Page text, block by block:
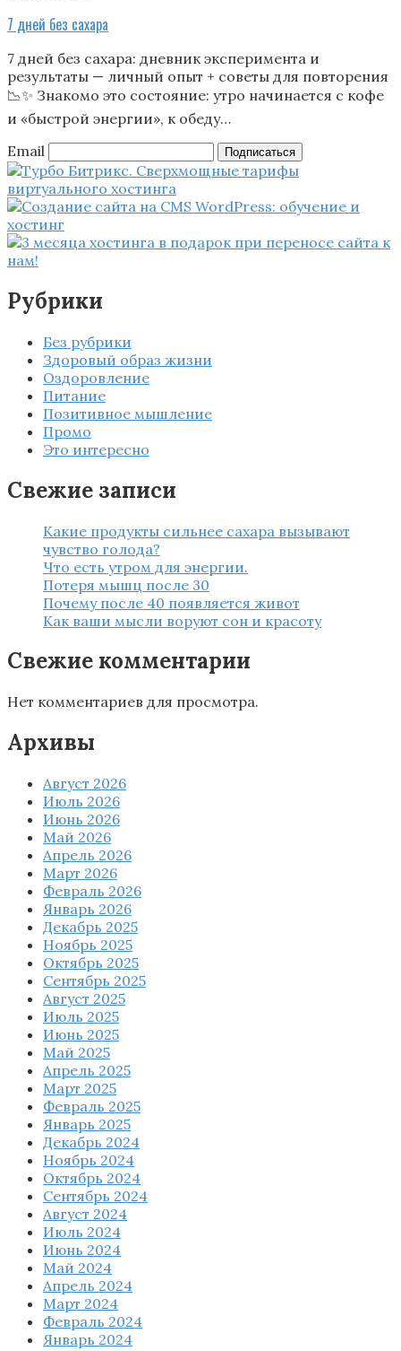
7 дней без сахара
7 дней без сахара: дневник эксперимента и
результаты — личный опыт + советы для повторения
📉✨ Знакомо это состояние: утро начинается с кофе
и «быстрой энергии», к обеду…
Email
Подписаться
Рубрики
Без рубрики
Здоровый образ жизни
Оздоровление
Питание
Позитивное мышление
Промо
Это интересно
Свежие записи
Какие продукты сильнее сахара вызывают
чувство голода?
Что есть утром для энергии.
Потеря мышц после 30
Почему после 40 появляется живот
Как ваши мысли воруют сон и красоту
Свежие комментарии
Нет комментариев для просмотра.
Архивы
Август 2026
Июль 2026
Июнь 2026
Май 2026
Апрель 2026
Март 2026
Февраль 2026
Январь 2026
Декабрь 2025
Ноябрь 2025
Октябрь 2025
Сентябрь 2025
Август 2025
Июль 2025
Июнь 2025
Май 2025
Апрель 2025
Март 2025
Февраль 2025
Январь 2025
Декабрь 2024
Ноябрь 2024
Октябрь 2024
Сентябрь 2024
Август 2024
Июль 2024
Июнь 2024
Май 2024
Апрель 2024
Март 2024
Февраль 2024
Январь 2024